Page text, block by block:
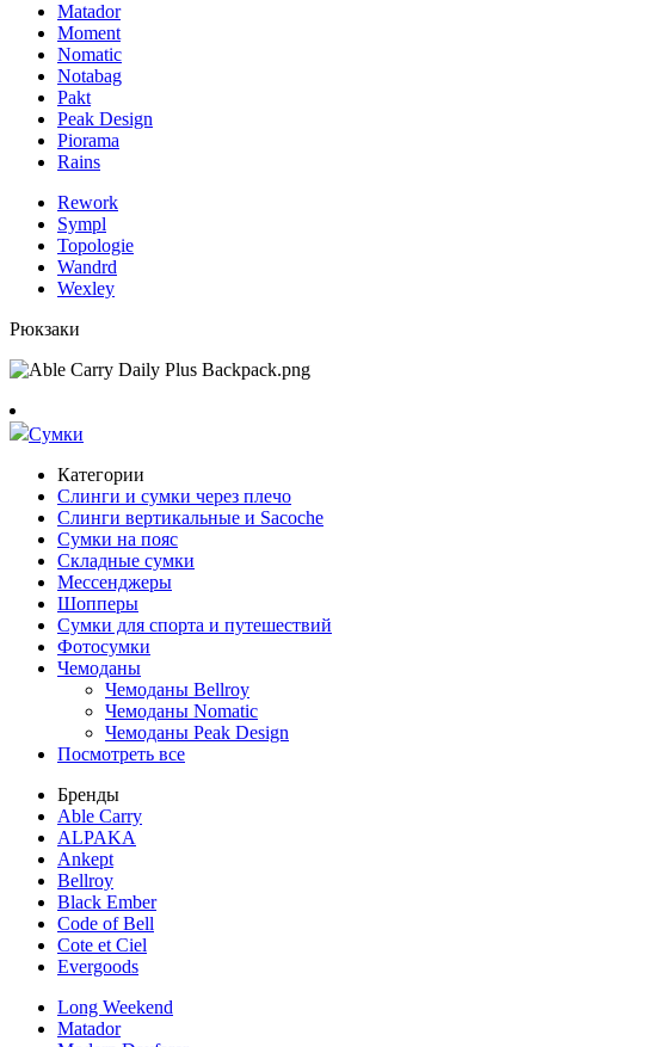
Matador
Moment
Nomatic
Notabag
Pakt
Peak Design
Piorama
Rains
Rework
Sympl
Topologie
Wandrd
Wexley
Рюкзаки
Сумки
Категории
Слинги и сумки через плечо
Слинги вертикальные и Sacoche
Сумки на пояс
Складные сумки
Мессенджеры
Шопперы
Сумки для спорта и путешествий
Фотосумки
Чемоданы
Чемоданы Bellroy
Чемоданы Nomatic
Чемоданы Peak Design
Посмотреть все
Бренды
Able Carry
ALPAKA
Ankept
Bellroy
Black Ember
Code of Bell
Cote et Ciel
Evergoods
Long Weekend
Matador